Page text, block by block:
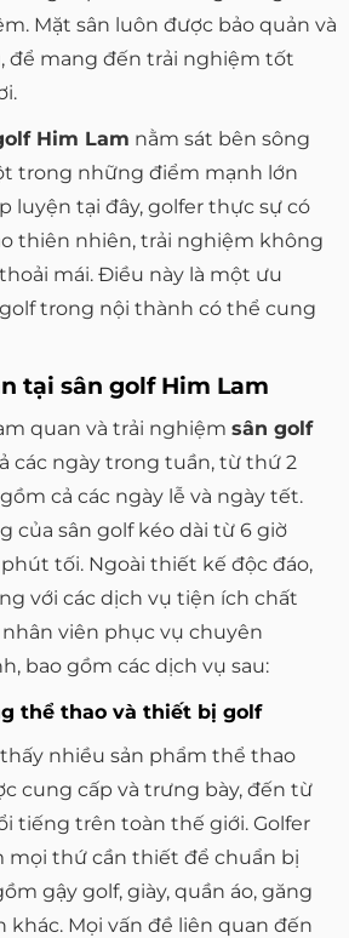
Mặt sân luôn được bảo quản và
để mang đến trải nghiệm tốt
Him Lam nằm sát bên sông
trong những điểm mạnh lớn
luyện tại đây, golfer thực sự có
thiên nhiên, trải nghiệm không
mái. Điều này là một ưu
trong nội thành có thể cung
tại sân golf Him Lam
quan và trải nghiệm sân golf
các ngày trong tuần, từ thứ 2
cả các ngày lễ và ngày tết.
của sân golf kéo dài từ 6 giờ
phút tối. Ngoài thiết kế độc đáo,
với các dịch vụ tiện ích chất
viên phục vụ chuyên
bao gồm các dịch vụ sau:
thể thao và thiết bị golf
thấy nhiều sản phẩm thể thao
cung cấp và trưng bày, đến từ
tiếng trên toàn thế giới. Golfer
mọi thứ cần thiết để chuẩn bị
gậy golf, giày, quần áo, găng
khác. Mọi vấn đề liên quan đến